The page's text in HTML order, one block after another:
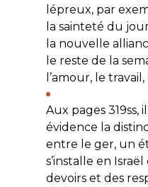
lépreux, par
la sainteté du
la nouvelle
le reste de la
l’amour, le travail,
Aux pages 319ss,
évidence la
entre le ger, un
s’installe en
devoirs et des